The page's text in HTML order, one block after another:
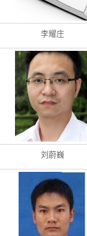
李耀庄
刘蔚巍